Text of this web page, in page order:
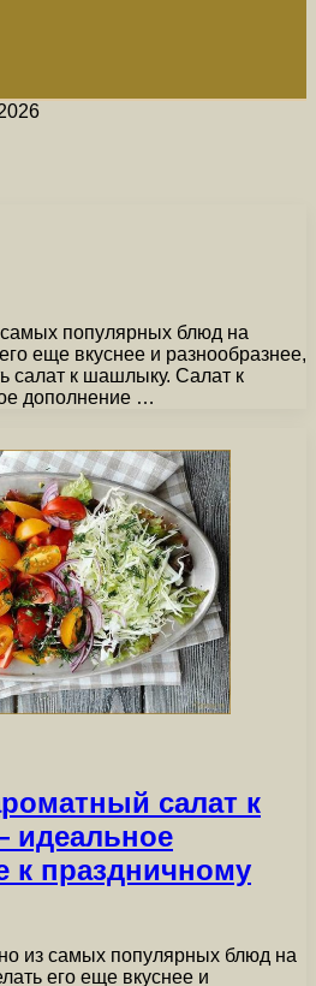
популярных блюд на
еще вкуснее и разнообразнее,
салат к шашлыку. Салат к
дополнение …
салат к
к праздничному
из самых популярных блюд на
его еще вкуснее и